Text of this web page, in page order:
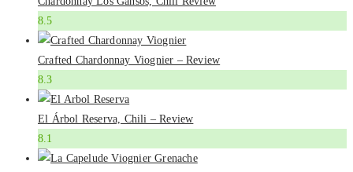
8.5
Crafted Chardonnay Viognier – Review
8.3
El Árbol Reserva, Chili – Review
8.1